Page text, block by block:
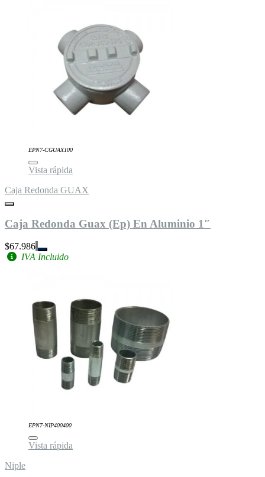
EPN7-CGUAX100
Vista rápida
Caja Redonda GUAX
Caja Redonda Guax (Ep) En Aluminio 1″
$67.986
IVA Incluido
EPN7-NIP400400
Vista rápida
Niple